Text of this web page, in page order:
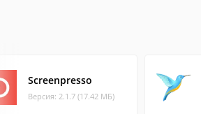
Screenpresso
Версия: 2.1.7 (17.42 МБ)